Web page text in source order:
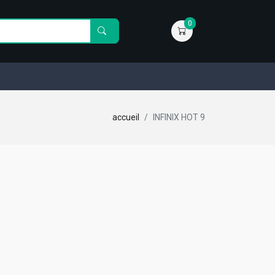
0
accueil INFINIX HOT 9